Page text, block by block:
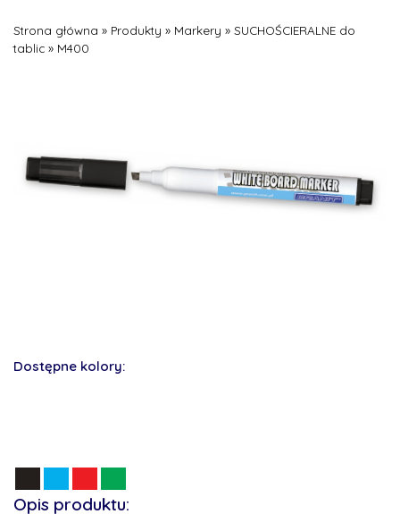
Strona główna » Produkty » Markery » SUCHOŚCIERALNE do
tablic » M400
Dostępne kolory:
Opis produktu: